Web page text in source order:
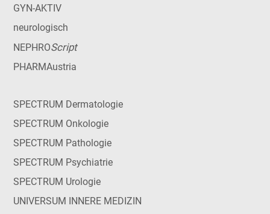
GYN-AKTIV
neurologisch
NEPHROScript
PHARMAustria
SPECTRUM Dermatologie
SPECTRUM Onkologie
SPECTRUM Pathologie
SPECTRUM Psychiatrie
SPECTRUM Urologie
UNIVERSUM INNERE MEDIZIN